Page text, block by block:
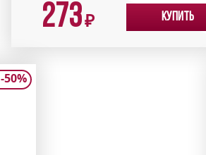
273₽ Купить
-50%